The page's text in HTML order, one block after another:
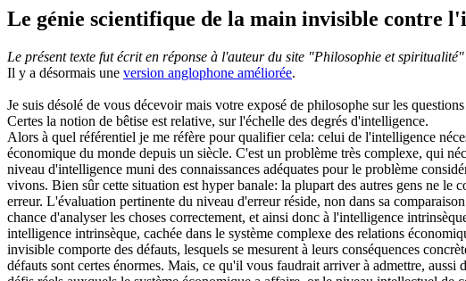
Le génie scientifique de la main invisible contre
Le présent texte fut écrit en réponse à l'auteur du site "Philosophie et
Il y a désormais une version anglophone améliorée.
Je suis désolé de vous décevoir mais votre exposé de philosophe sur les
Certes la notion de bêtise est relative, sur l'échelle des degrés d'intelligence.
Alors à quel référentiel je me réfère pour qualifier cela: celui de l'intelligence
économique du monde depuis un siècle. C'est un problème très complexe, qui
niveau d'intelligence muni des connaissances adéquates pour le problème
vivons. Bien sûr cette situation est hyper banale: la plupart des autres gens ne
erreur. L'évaluation pertinente du niveau d'erreur réside, non dans sa
chance d'analyser les choses correctement, et ainsi donc à l'intelligence
intelligence intrinsèque, cachée dans le système complexe des relations
invisible comporte des défauts, lesquels se mesurent à leurs conséquences
défauts sont certes énormes. Mais, ce qu'il vous faudrait arriver à admettre,